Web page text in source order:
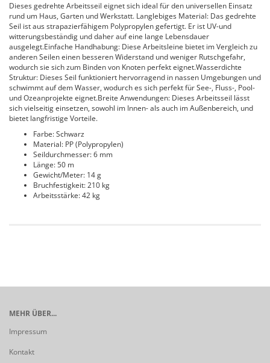
Dieses gedrehte Arbeitsseil eignet sich ideal für den universellen Einsatz
rund um Haus, Garten und Werkstatt. Langlebiges Material: Das gedrehte
Seil ist aus strapazierfähigem Polypropylen gefertigt. Er ist UV-und
witterungsbeständig und daher auf eine lange Lebensdauer
ausgelegt.Einfache Handhabung: Diese Arbeitsleine bietet im Vergleich zu
anderen Seilen einen besseren Widerstand und weniger Rutschgefahr,
wodurch sie sich zum Binden von Knoten perfekt eignet.Wasserdichte
Struktur: Dieses Seil funktioniert hervorragend in nassen Umgebungen und
schwimmt auf dem Wasser, wodurch es sich perfekt für See-, Fluss-, Pool-
und Ozeanprojekte eignet.Breite Anwendungen: Dieses Arbeitsseil lässt
sich vielseitig einsetzen, sowohl im Innen- als auch im Außenbereich, und
bietet langfristige Vorteile.
Farbe: Schwarz
Material: PP (Polypropylen)
Seildurchmesser: 6 mm
Länge: 50 m
Gewicht/Meter: 14 g
Bruchfestigkeit: 210 kg
Arbeitsstärke: 42 kg
MEHR ÜBER...
Impressum
Kontakt